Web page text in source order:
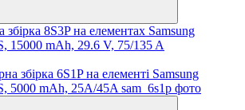
8S3P на елементах Samsung
15000 mAh, 29.6 V, 75/135 A